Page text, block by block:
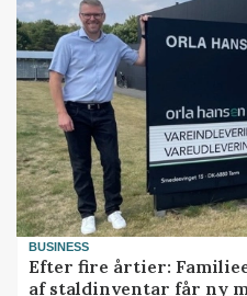
BUSINESS
Efter fire årtier:
af staldinventar får ny